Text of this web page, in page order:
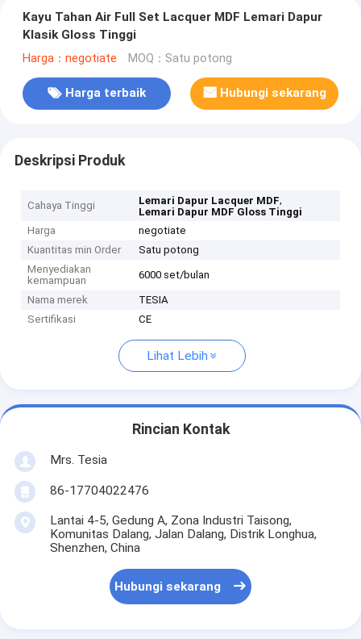
Kayu Tahan Air Full Set Lacquer MDF Lemari Dapur
Klasik Gloss Tinggi
Harga：negotiate MOQ：Satu potong
Harga terbaik Hubungi sekarang
Deskripsi Produk
Cahaya Tinggi Lemari Dapur Lacquer MDF,
Lemari Dapur MDF Gloss Tinggi
Harga
negotiate
Kuantitas min Order
Satu potong
Menyediakan
kemampuan
6000 set/bulan
Nama merek
TESIA
Sertifikasi
CE
Lihat Lebih
Rincian Kontak
Mrs. Tesia
86-17704022476
Lantai 4-5, Gedung A, Zona Industri Taisong,
Komunitas Dalang, Jalan Dalang, Distrik Longhua,
Shenzhen, China
Hubungi sekarang